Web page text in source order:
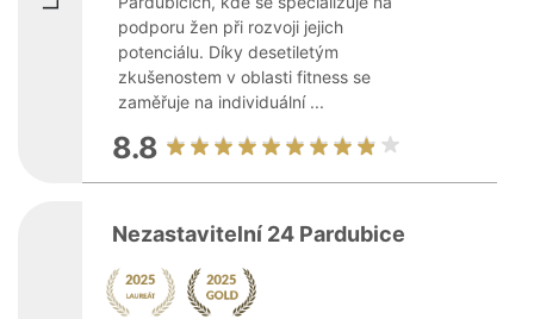
podporu žen při rozvoji jejich
potenciálu. Díky desetiletým
zkušenostem v oblasti fitness se
zaměřuje na individuální ...
8.8
Nezastavitelní 24 Pardubice